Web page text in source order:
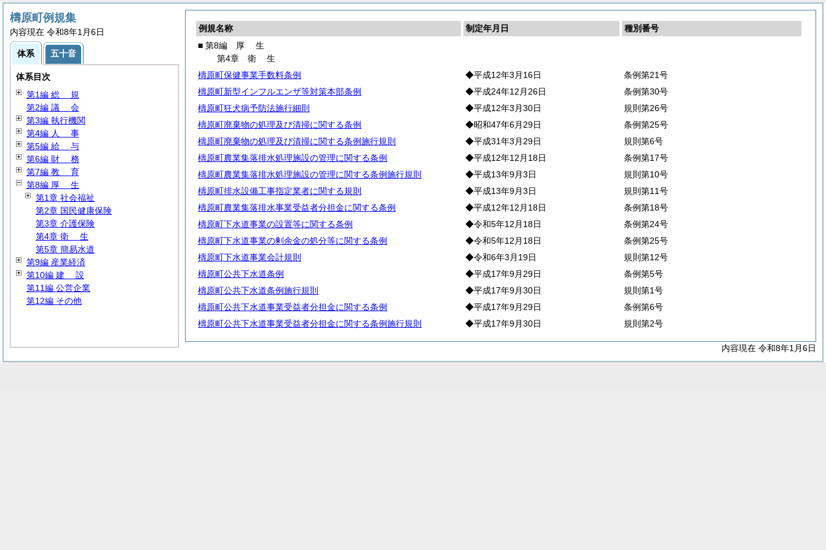
例規名称 制定年月日
種別番号
■ 第8編 厚 生
第4章 衛生
檮原町保健事業手数料条例
◆平成12年3月16日
条例第21号
檮原町新型インフルエンザ等対策本部条例
◆平成24年12月26日
条例第30号
檮原町狂犬病予防法施行細則
◆平成12年3月30日
規則第26号
檮原町廃棄物の処理及び清掃に関する条例
◆昭和47年6月29日
条例第25号
檮原町廃棄物の処理及び清掃に関する条例施行規則
◆平成31年3月29日
規則第6号
檮原町農業集落排水処理施設の管理に関する条例
◆平成12年12月18日
条例第17号
檮原町農業集落排水処理施設の管理に関する条例施行規則
◆平成13年9月3日
規則第10号
檮原町排水設備工事指定業者に関する規則
◆平成13年9月3日
規則第11号
檮原町農業集落排水事業受益者分担金に関する条例
◆平成12年12月18日
条例第18号
檮原町下水道事業の設置等に関する条例
◆令和5年12月18日
条例第24号
檮原町下水道事業の剰余金の処分等に関する条例
◆令和5年12月18日
条例第25号
檮原町下水道事業会計規則
◆令和6年3月19日
規則第12号
檮原町公共下水道条例
◆平成17年9月29日
条例第5号
檮原町公共下水道条例施行規則
◆平成17年9月30日
規則第1号
檮原町公共下水道事業受益者分担金に関する条例
◆平成17年9月29日
条例第6号
檮原町公共下水道事業受益者分担金に関する条例施行規則
◆平成17年9月30日 規則第2号
内容現在 令和8年1月6日
檮原町例規集
内容現在 令和8年1月6日
体系 五十音
体系目次
第1編 総 規
第2編 議 会
第3編 執行機関
第4編 人 事
第5編 給 与
第6編 財 務
第7編 教 育
第8編 厚 生
第1章 社会福祉
第2章 国民健康保険
第3章 介護保険
第4章 衛 生
第5章 簡易水道
第9編 産業経済
第10編 建 設
第11編 公営企業
第12編 その他